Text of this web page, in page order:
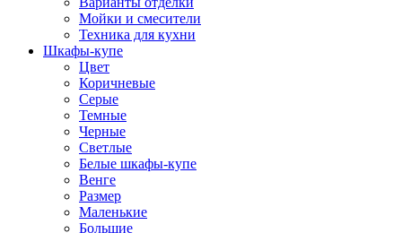
Мойки и смесители
Техника для кухни
Шкафы-купе
Цвет
Коричневые
Серые
Темные
Черные
Светлые
Белые шкафы-купе
Венге
Размер
Маленькие
Большие